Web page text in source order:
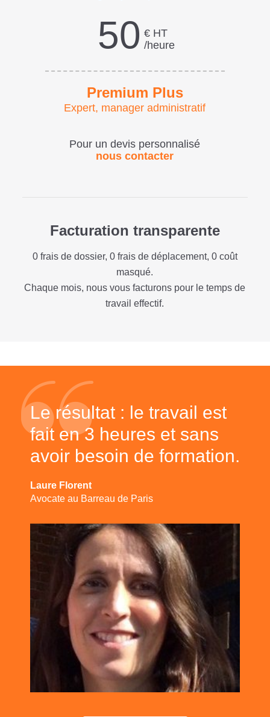
50 € HT
/heure
Premium Plus
Expert, manager administratif
Pour un devis personnalisé
nous contacter
Facturation transparente
0 frais de dossier, 0 frais de déplacement, 0 coût
masqué.
Chaque mois, nous vous facturons pour le temps de
travail effectif.
Le résultat : le travail est
fait en 3 heures et sans
avoir besoin de formation.
Laure Florent
Avocate au Barreau de Paris